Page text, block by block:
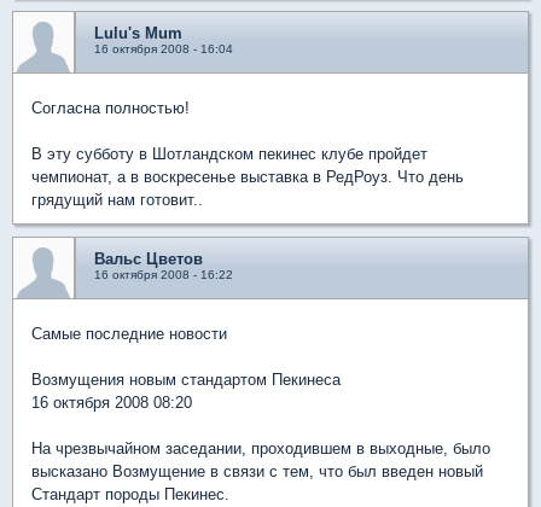
Lulu's Mum
16 октября 2008 - 16:04
Согласна полностью!
В эту субботу в Шотландском пекинес клубе пройдет
чемпионат, а в воскресенье выставка в РедРоуз. Что день
грядущий нам готовит..
Вальс Цветов
16 октября 2008 - 16:22
Самые последние новости
Возмущения новым стандартом Пекинеса
16 октября 2008 08:20
На чрезвычайном заседании, проходившем в выходные, было
высказано Возмущение в связи с тем, что был введен новый
Стандарт породы Пекинес.